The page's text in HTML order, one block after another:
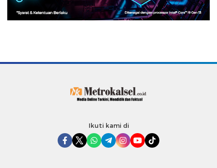
Ikuti kami di